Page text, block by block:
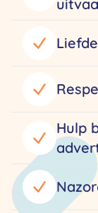
Hulp